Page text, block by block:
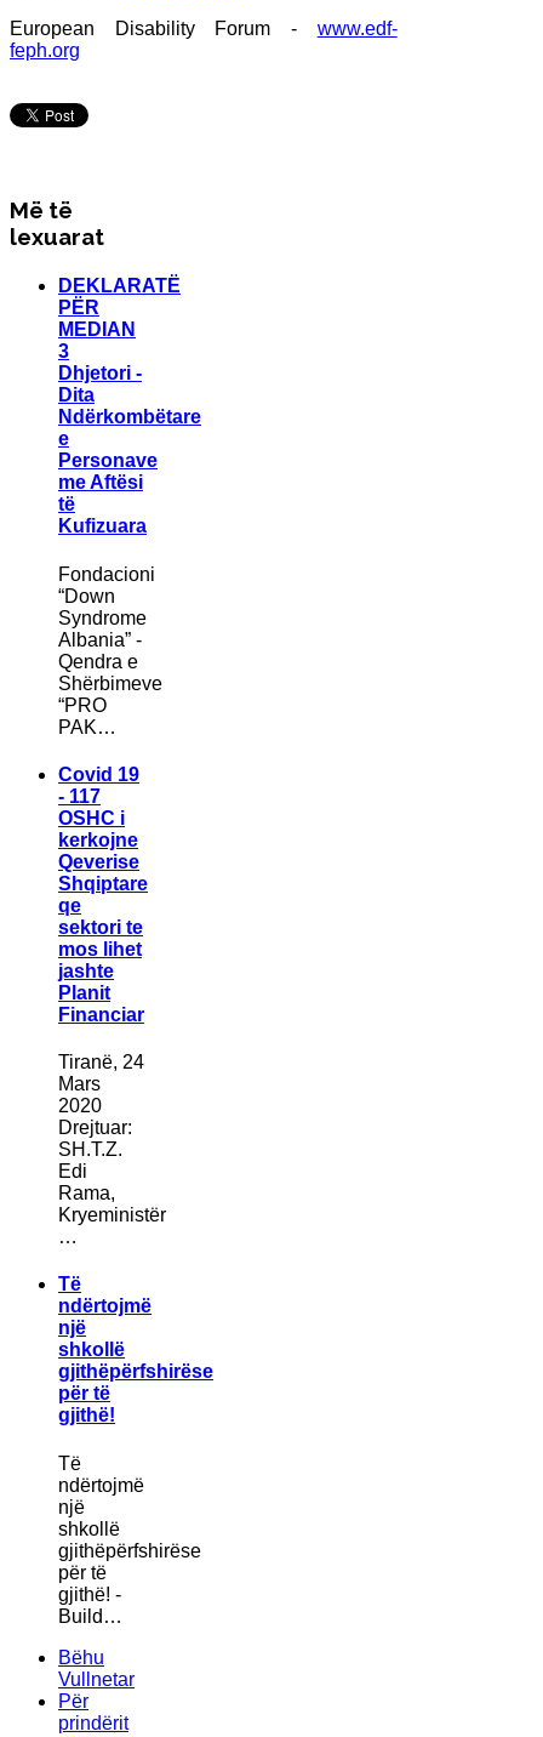
European Disability Forum - www.edf-
feph.org
Më të
lexuarat
DEKLARATË
PËR
MEDIAN
3
Dhjetori -
Dita
Ndërkombëtare
e
Personave
me Aftësi
të
Kufizuara
Fondacioni
“Down
Syndrome
Albania” -
Qendra e
Shërbimeve
“PRO
PAK…
Covid 19
- 117
OSHC i
kerkojne
Qeverise
Shqiptare
qe
sektori te
mos lihet
jashte
Planit
Financiar
Tiranë, 24
Mars
2020
Drejtuar:
SH.T.Z.
Edi
Rama,
Kryeministër
…
Të
ndërtojmë
një
shkollë
gjithëpërfshirëse
për të
gjithë!
Të
ndërtojmë
një
shkollë
gjithëpërfshirëse
për të
gjithë! -
Build…
Bëhu
Vullnetar
Për
prindërit